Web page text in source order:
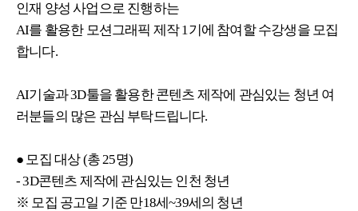
인재 양성 사업으로 진행하는
AI를 활용한 모션그래픽 제작 1기에 참여할 수강생을 모집
합니다.
AI기술과 3D툴을 활용한 콘텐츠 제작에 관심있는 청년 여
러분들의 많은 관심 부탁드립니다.
● 모집 대상 (총 25명)
- 3D콘텐츠 제작에 관심있는 인천 청년
※ 모집 공고일 기준 만18세~39세의 청년